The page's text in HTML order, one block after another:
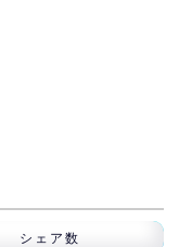
シェア数